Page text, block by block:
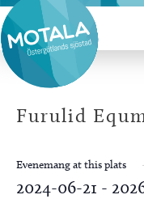
Hoppa
till
innehåll
Furulid
Evenemang at this plats
2024-06-21 -